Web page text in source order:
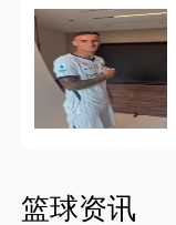
篮球资讯